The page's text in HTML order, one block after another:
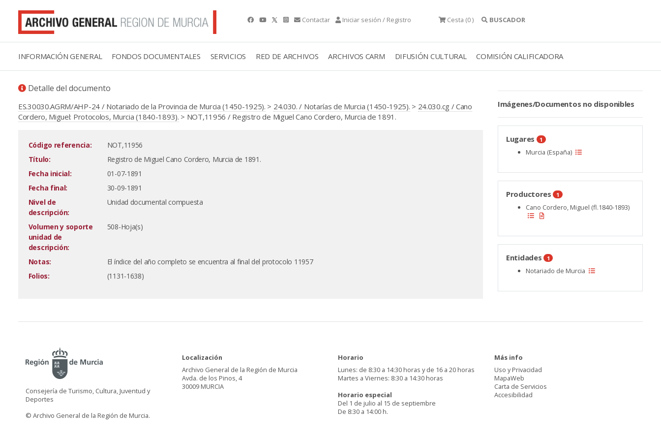
Contactar Iniciar sesión / Registro Cesta (0 ) BUSCADOR
INFORMACIÓN GENERAL FONDOS DOCUMENTALES SERVICIOS RED DE ARCHIVOS ARCHIVOS CARM DIFUSIÓN CULTURAL COMISIÓN CALIFICADORA
Detalle del documento
ES.30030.AGRM/AHP-24 / Notariado de la Provincia de Murcia (1450-1925). > 24.030. / Notarías de Murcia (1450-1925). > 24.030.cg / Cano
Cordero, Miguel: Protocolos, Murcia (1840-1893). > NOT,11956 / Registro de Miguel Cano Cordero, Murcia de 1891.
Código referencia:
NOT,11956
Título:
Registro de Miguel Cano Cordero, Murcia de 1891.
Fecha inicial:
01-07-1891
Fecha final:
30-09-1891
Nivel de
descripción:
Unidad documental compuesta
Volumen y soporte
unidad de
descripción:
508-Hoja(s)
Notas:
El índice del año completo se encuentra al final del protocolo 11957
Folios:
(1131-1638)
Imágenes/Documentos no disponibles
Lugares 1
Murcia (España)
Productores 1
Cano Cordero, Miguel (fl.1840-1893)
Entidades 1
Notariado de Murcia
Consejería de Turismo, Cultura, Juventud y
Deportes
© Archivo General de la Región de Murcia.
Localización
Archivo General de la Región de Murcia
Avda. de los Pinos, 4
30009 MURCIA
Horario
Lunes: de 8:30 a 14:30 horas y de 16 a 20 horas
Martes a Viernes: 8:30 a 14:30 horas
Horario especial
Del 1 de julio al 15 de septiembre
De 8:30 a 14:00 h.
Más info
Uso y Privacidad
MapaWeb
Carta de Servicios
Accesibilidad